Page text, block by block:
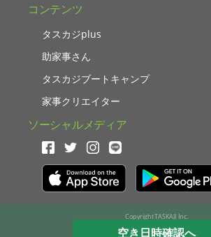
空き日時確認へ
コンテンツ
タスカジplus
助家事さん
タスカジブートキャンプ
家事クリエイター
ソーシャルメディア
Copyright TASKAJI Inc.